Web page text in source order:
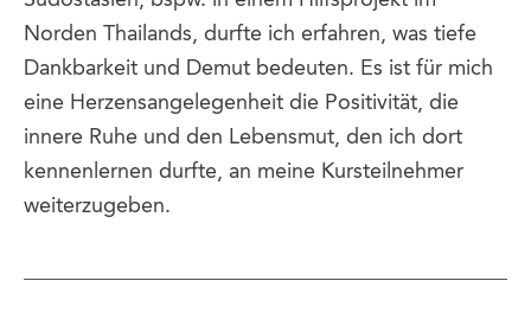
Norden Thailands, durfte ich erfahren, was tiefe
Dankbarkeit und Demut bedeuten. Es ist für mich
eine Herzensangelegenheit die Positivität, die
innere Ruhe und den Lebensmut, den ich dort
kennenlernen durfte, an meine Kursteilnehmer
weiterzugeben.